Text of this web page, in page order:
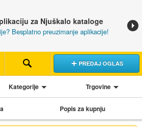
za Njuškalo kataloge
Besplatno preuzimanje aplikacije!
PREDAJ OGLAS
Kategorije Trgovine
Popis za kupnju